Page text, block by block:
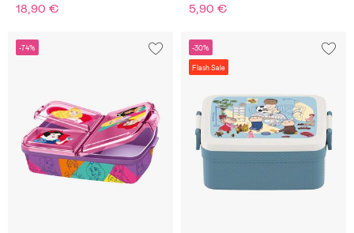
18,90 € 5,90 €
-74% -30%
Flash Sale